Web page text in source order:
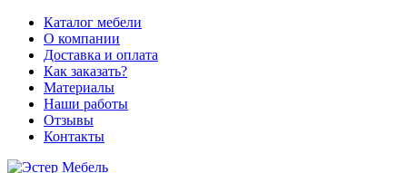
Каталог мебели
О компании
Доставка и оплата
Как заказать?
Материалы
Наши работы
Отзывы
Контакты